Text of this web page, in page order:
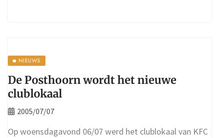
NIEUWS
De Posthoorn wordt het nieuwe
clublokaal
2005/07/07
Op woensdagavond 06/07 werd het clublokaal van KFC